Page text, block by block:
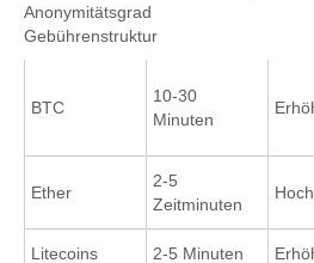
Anonymitätsgrad
Gebührenstruktur
BTC
10-30
Minuten
Ether
2-5
Zeitminuten
Hoch
Litecoins 2-5 Minuten